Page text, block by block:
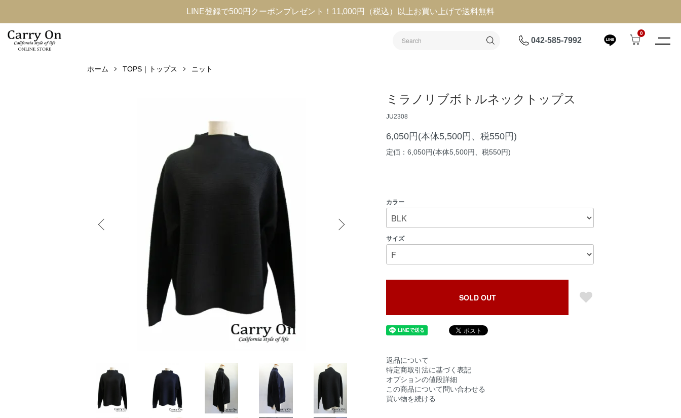
LINE登録で500円クーポンプレゼント！11,000円（税込）以上お買い上げで送料無料
042-585-7992
0
ホーム TOPS｜トップス ニット
ミラノリブボトルネックトップス
JU2308
6,050円(本体5,500円、税550円)
定価：6,050円(本体5,500円、税550円)
カラー
サイズ
SOLD OUT
返品について
特定商取引法に基づく表記
オプションの値段詳細
この商品について問い合わせる
買い物を続ける